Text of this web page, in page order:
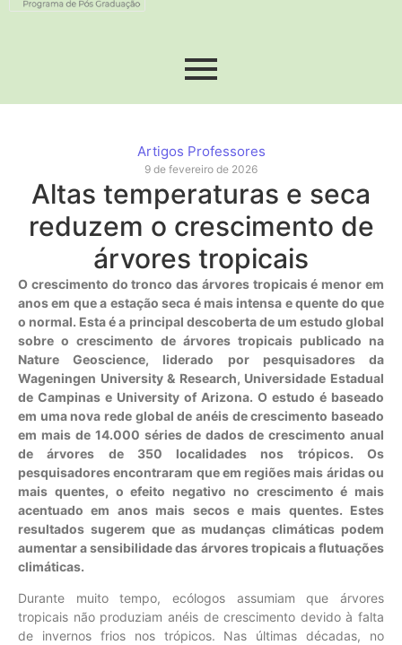
Artigos Professores
9 de fevereiro de 2026
Altas temperaturas e seca
reduzem o crescimento de
árvores tropicais
O crescimento do tronco das árvores tropicais é menor em
anos em que a estação seca é mais intensa e quente do que
o normal. Esta é a principal descoberta de um estudo global
sobre o crescimento de árvores tropicais publicado na
Nature Geoscience, liderado por pesquisadores da
Wageningen University & Research, Universidade Estadual
de Campinas e University of Arizona. O estudo é baseado
em uma nova rede global de anéis de crescimento baseado
em mais de 14.000 séries de dados de crescimento anual
de árvores de 350 localidades nos trópicos. Os
pesquisadores encontraram que em regiões mais áridas ou
mais quentes, o efeito negativo no crescimento é mais
acentuado em anos mais secos e mais quentes. Estes
resultados sugerem que as mudanças climáticas podem
aumentar a sensibilidade das árvores tropicais a flutuações
climáticas.
Durante muito tempo, ecólogos assumiam que árvores
tropicais não produziam anéis de crescimento devido à falta
de invernos frios nos trópicos. Nas últimas décadas, no